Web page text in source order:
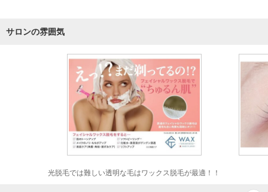
サロンの雰囲気
光脱毛では難しい透明な毛はワックス脱毛が最適！！